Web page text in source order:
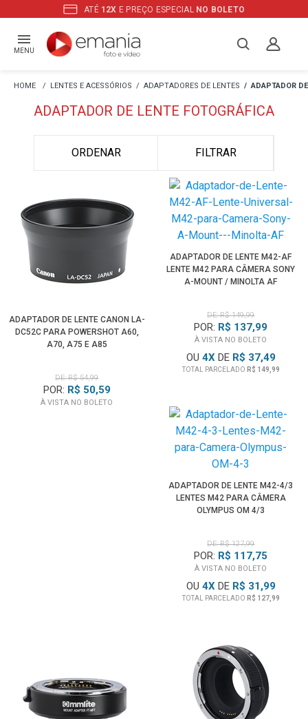
ATÉ 12X E PREÇO ESPECIAL NO BOLETO
MENU
LENTES E ACESSÓRIOS ADAPTADORES DE LENTES ADAPTADOR
ADAPTADOR DE LENTE FOTOGRÁFICA
ORDENAR FILTRAR
ADAPTADOR DE LENTE CANON LA-
DC52C PARA POWERSHOT A60,
A70, A75 E A85
DE: R$ 54,99
POR: R$ 50,59
À VISTA NO BOLETO
ADAPTADOR DE LENTE M42-AF
LENTE M42 PARA CÂMERA SONY
A-MOUNT / MINOLTA AF
DE: R$ 149,99
POR: R$ 137,99
À VISTA NO BOLETO
OU 4XDE R$ 37,49
TOTAL PARCELADO R$ 149,99
ADAPTADOR DE LENTE M42-4/3
LENTES M42 PARA CÂMERA
OLYMPUS OM 4/3
DE: R$ 127,99
POR: R$ 117,75
À VISTA NO BOLETO
OU 4XDE R$ 31,99
TOTAL PARCELADO R$ 127,99